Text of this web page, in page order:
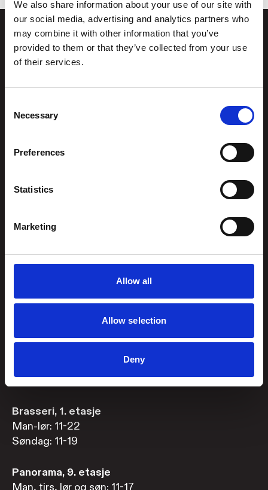
We also share information about your use of our site with
our social media, advertising and analytics partners who
may combine it with other information that you’ve
provided to them or that they’ve collected from your use
of their services.
Selection
Necessary
Preferences
Statistics
Marketing
Allow all
Allow selection
Deny
Stiftelsen
4610 Kristiansand
Kontakt oss
Telefon Gjesteservice
besvares i
ring +47 919 97 455
Postadresse
Kunstsilo
4610 Kristiansand
976 215
Man, tirs, lør og søn: 11–17
Ons, tors og fre: 11–21
Brasseri, 1. etasje
Man-lør: 11-22
Søndag: 11-19
Panorama, 9. etasje